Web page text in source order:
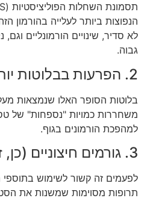
הנפוצות ביותר לעלייה בהורמון
לא סדיר, שינויים הורמונליים
גבוה.
2. הפרעות בבלוטות יותרת הכליה
בלוטות הסופר האלו שנמצאות
משחררות כמויות "נספחות" של
למהפכת הורמונים בגוף.
3. גורמים חיצוניים (כן, זו את)
לפעמים זה קשור לשימוש בתוספי
תרופות מסוימות שמשנות את